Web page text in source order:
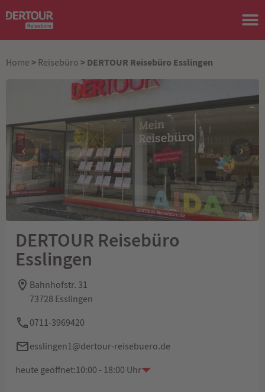
Home > Reisebüro > DERTOUR Reisebüro Esslingen
‹ ›
DERTOUR Reisebüro
Esslingen
Bahnhofstr. 31
73728 Esslingen
0711-3969420
esslingen1@dertour-reisebuero.de
heute geöffnet:10:00 - 18:00 Uhr